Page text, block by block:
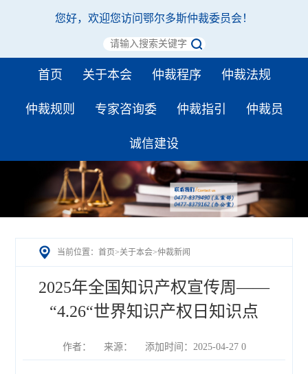
您好，欢迎您访问鄂尔多斯仲裁委员会！
首页 关于本会 仲裁程序 仲裁法规
仲裁规则 专家咨询委 仲裁指引 仲裁员
诚信建设
当前位置：首页>关于本会>仲裁新闻
2025年全国知识产权宣传周——
“4.26“世界知识产权日知识点
作者： 来源： 添加时间：2025-04-27 0